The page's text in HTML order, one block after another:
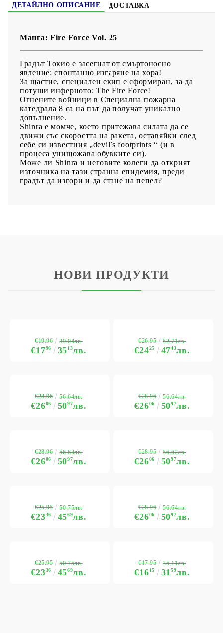
ДЕТАЙЛНО ОПИСАНИЕ ДОСТАВКА
Манга: Fire Force Vol. 25
Градът Токио е засегнат от смъртоносно
явление: спонтанно изгаряне на хора!
За щастие, специален екип е сформиран, за да
потуши инферното: The Fire Force!
Огнените войници в Специална пожарна
катедрала 8 са на път да получат уникално
допълнение.
Shinra е момче, което притежава силата да се
движи със скоростта на ракета, оставяйки след
себе си известния „devil’s footprints “ (и в
процеса унищожава обувките си).
Може ли Shinra и неговите колеги да открият
източника на тази странна епидемия, преди
градът да изгори и да стане на пепел?
НОВИ ПРОДУКТИ
€1796 3513лв.
€19.96 39.04лв.
€2425 4743лв.
€26.95 52.71лв.
€2606 5097лв.
€28.96 56.64лв.
€2606 5097лв.
€28.96 56.64лв.
€2606 5097лв.
€28.96 56.64лв.
€2606 5097лв.
€28.95 56.62лв.
€2336 4569лв.
€25.95 50.75лв.
€2606 5097лв.
€28.96 56.64лв.
€2336 4569лв.
€25.95 50.75лв.
€1615 3159лв.
€17.95 35.11лв.